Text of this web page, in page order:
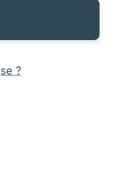
?